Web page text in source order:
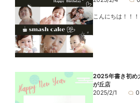
こんにちは！！！
2025年書き初め
が丘店
2025/2/1
0